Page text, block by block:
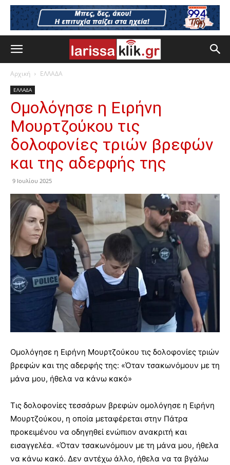
Αρχική ΕΛΛΑΔΑ
ΕΛΛΑΔΑ
Ομολόγησε η Ειρήνη
Μουρτζούκου τις
δολοφονίες τριών βρεφών
και της αδερφής της
9 Ιουλίου 2025
Ομολόγησε η Ειρήνη Μουρτζούκου τις δολοφονίες τριών
βρεφών και της αδερφής της: «Όταν τσακωνόμουν με τη
μάνα μου, ήθελα να κάνω κακό»
Τις δολοφονίες τεσσάρων βρεφών ομολόγησε η Ειρήνη
Μουρτζούκου, η οποία μεταφέρεται στην Πάτρα
προκειμένου να οδηγηθεί ενώπιον ανακριτή και
εισαγγελέα. «Όταν τσακωνόμουν με τη μάνα μου, ήθελα
να κάνω κακό. Δεν αντέχω άλλο, ήθελα να τα βγάλω